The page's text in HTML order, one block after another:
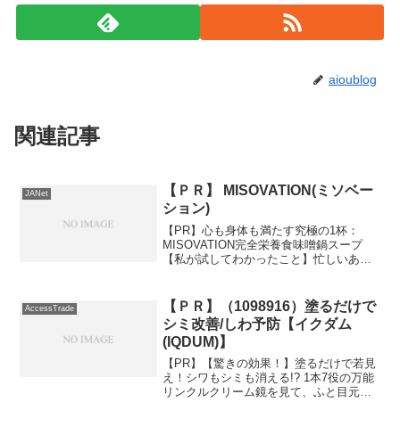
aioublog
関連記事
JANet
【ＰＲ】 MISOVATION(ミソベー
ション)
【PR】心も身体も満たす究極の1杯：
MISOVATION完全栄養食味噌鍋スープ
【私が試してわかったこと】忙しいあな
家事に追われていると、「ちゃんと栄養
摂れてるか...
AccessTrade
【ＰＲ】（1098916）塗るだけで
シミ改善/しわ予防【イクダム
(IQDUM)】
【PR】【驚きの効果！】塗るだけで若見
え！シワもシミも消える!? 1本7役の万能
リンクルクリーム鏡を見て、ふと目元や